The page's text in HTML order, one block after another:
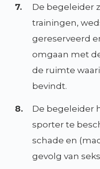
7.
De begeleider
trainingen,
gereserveerd
omgaan met
de ruimte
bevindt.
8.
De begeleider
sporter te
schade en
gevolg van